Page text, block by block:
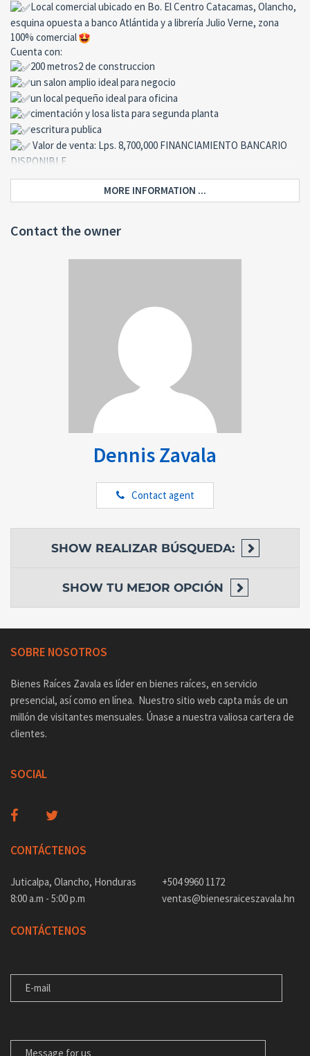
Local comercial ubicado en Bo. El Centro Catacamas, Olancho,
esquina opuesta a banco Atlántida y a librería Julio Verne, zona
100% comercial
Cuenta con:
200 metros2 de construccion
un salon amplio ideal para negocio
un local pequeño ideal para oficina
cimentación y losa lista para segunda planta
escritura publica
Valor de venta: Lps. 8,700,000 FINANCIAMIENTO BANCARIO
DISPONIBLE.
Para mayor información Llama al: (504) 9960 1172, 95448912 o al 9919
Correo: dennis_dazbin@yahoo.com
MORE INFORMATION ...
Contact the owner
Dennis Zavala
Contact agent
SHOW REALIZAR BÚSQUEDA:
SHOW TU MEJOR OPCIÓN
SOBRE NOSOTROS
Bienes Raíces Zavala es líder en bienes raíces, en servicio
presencial, así como en línea. Nuestro sitio web capta más de un
millón de visitantes mensuales. Únase a nuestra valiosa cartera de
clientes.
SOCIAL
CONTÁCTENOS
Juticalpa, Olancho, Honduras
8:00 a.m - 5:00 p.m
+504 9960 1172
ventas@bienesraiceszavala.hn
CONTÁCTENOS